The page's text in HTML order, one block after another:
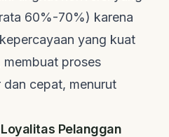
60%-70%) karena
yang kuat
proses
dan cepat, menurut
Pelanggan